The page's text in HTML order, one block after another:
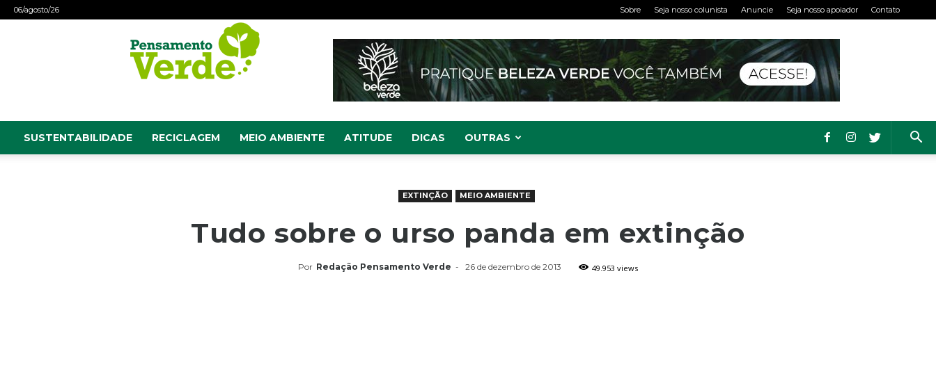
06/agosto/26 Sobre Seja nosso colunista Anuncie Seja nosso apoiador Contato
SUSTENTABILIDADE RECICLAGEM MEIO AMBIENTE ATITUDE DICAS OUTRAS
EXTINÇÃO MEIO AMBIENTE
Tudo sobre o urso panda em extinção
Por Redação Pensamento Verde - 26 de dezembro de 2013 49.953 views